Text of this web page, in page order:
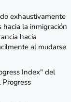
exhaustivamente
la inmigración
hacia
al mudarse
Index" del
Progress